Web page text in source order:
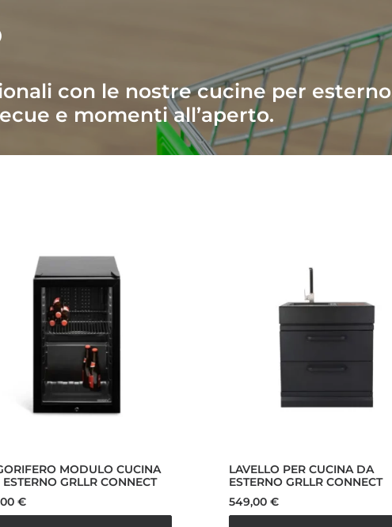
con le nostre cucine per
e momenti all’aperto.
MODULO CUCINA
ESTERNO GRLLR CONNECT
€
LAVELLO PER CUCINA DA
ESTERNO GRLLR CONNECT
549,00 €